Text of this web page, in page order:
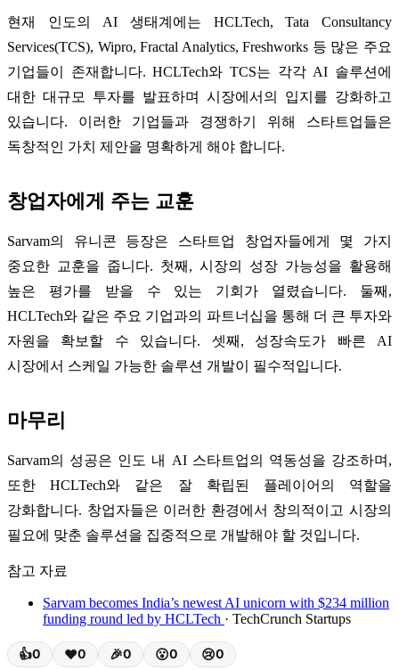
현재 인도의 AI 생태계에는 HCLTech, Tata Consultancy
Services(TCS), Wipro, Fractal Analytics, Freshworks 등 많은 주요
기업들이 존재합니다. HCLTech와 TCS는 각각 AI 솔루션에
대한 대규모 투자를 발표하며 시장에서의 입지를 강화하고
있습니다. 이러한 기업들과 경쟁하기 위해 스타트업들은
독창적인 가치 제안을 명확하게 해야 합니다.
창업자에게 주는 교훈
Sarvam의 유니콘 등장은 스타트업 창업자들에게 몇 가지
중요한 교훈을 줍니다. 첫째, 시장의 성장 가능성을 활용해
높은 평가를 받을 수 있는 기회가 열렸습니다. 둘째,
HCLTech와 같은 주요 기업과의 파트너십을 통해 더 큰 투자와
자원을 확보할 수 있습니다. 셋째, 성장속도가 빠른 AI
시장에서 스케일 가능한 솔루션 개발이 필수적입니다.
마무리
Sarvam의 성공은 인도 내 AI 스타트업의 역동성을 강조하며,
또한 HCLTech와 같은 잘 확립된 플레이어의 역할을
강화합니다. 창업자들은 이러한 환경에서 창의적이고 시장의
필요에 맞춘 솔루션을 집중적으로 개발해야 할 것입니다.
참고 자료
Sarvam becomes India’s newest AI unicorn with $234 million
funding round led by HCLTech · TechCrunch Startups